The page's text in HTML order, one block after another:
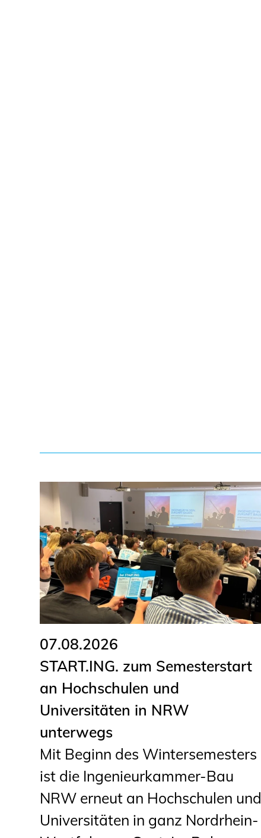
07.08.2026
START.ING. zum Semesterstart
an Hochschulen und
Universitäten in NRW
unterwegs
Mit Beginn des Wintersemesters
ist die Ingenieurkammer-Bau
NRW erneut an Hochschulen und
Universitäten in ganz Nordrhein-